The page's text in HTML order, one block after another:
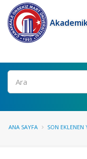
Ara
ANA SAYFA SON EKLENEN